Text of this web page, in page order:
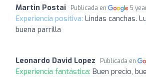
Martin Postai Publicada en 5
Experiencia positiva: Lindas canchas.
buena parrilla
Leonardo David Lopez Publicada en
Experiencia fantástica: Buen precio,